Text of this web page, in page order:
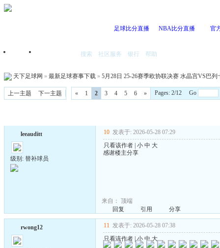
足球比分直播 NBA比分直播 官
首页 搜索 社区服务 银行 帮助
天下足球网 » 最新足球赛事下载 » 5月28日 25-26赛季欧协联决赛 水晶宫VS巴
上一主题 下一主题 « 1 2 3 4 5 6 » Pages: 2/12 Go
leeauditt
级别: 替补球员
10 发表于: 2026-05-28 07:29
只看该作者 小 中 大
感谢楼主分享
来自： 顶端
回复
引用 分享
rwong12 11 发表于: 2026-05-28 07:38
只看该作者 |小 中 大